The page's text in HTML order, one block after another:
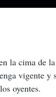
la cima de
vigente y
oyentes.